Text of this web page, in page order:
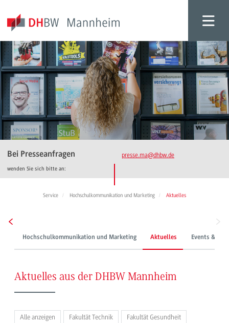
Bei Presseanfragen
wenden Sie sich bitte an:
presse.ma@dhbw.de
Service Hochschulkommunikation und Marketing Aktuelles
Hochschulkommunikation und Marketing Aktuelles Events &
Aktuelles aus der DHBW Mannheim
Alle anzeigen Fakultät Technik Fakultät Gesundheit